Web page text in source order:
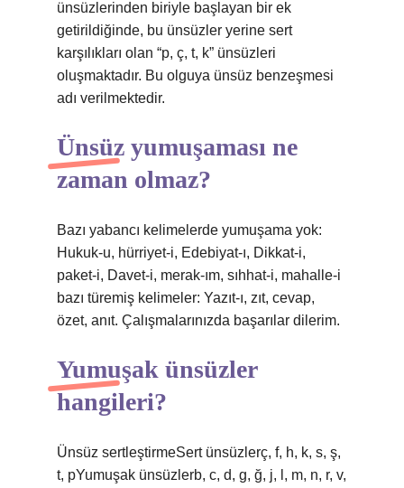
ünsüzlerinden biriyle başlayan bir ek
getirildiğinde, bu ünsüzler yerine sert
karşılıkları olan “p, ç, t, k” ünsüzleri
oluşmaktadır. Bu olguya ünsüz benzeşmesi
adı verilmektedir.
Ünsüz yumuşaması ne
zaman olmaz?
Bazı yabancı kelimelerde yumuşama yok:
Hukuk-u, hürriyet-i, Edebiyat-ı, Dikkat-i,
paket-i, Davet-i, merak-ım, sıhhat-i, mahalle-i
bazı türemiş kelimeler: Yazıt-ı, zıt, cevap,
özet, anıt. Çalışmalarınızda başarılar dilerim.
Yumuşak ünsüzler
hangileri?
Ünsüz sertleştirmeSert ünsüzlerç, f, h, k, s, ş,
t, pYumuşak ünsüzlerb, c, d, g, ğ, j, l, m, n, r, v,